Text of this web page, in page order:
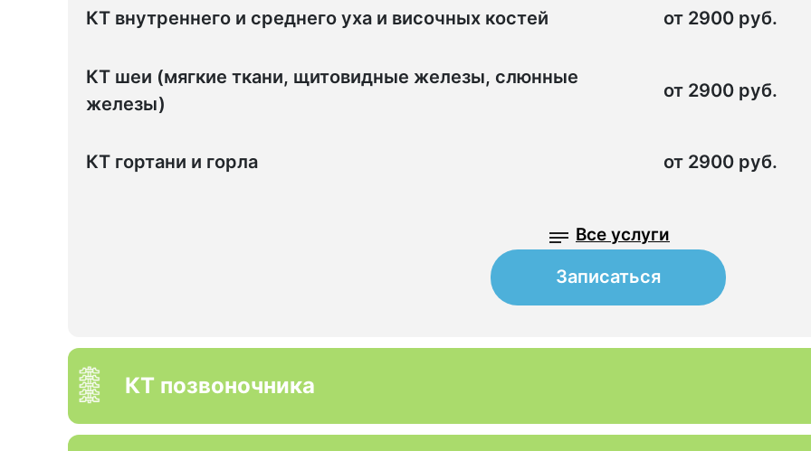
КТ внутреннего и среднего уха и височных костей от 2900 руб.
КТ шеи (мягкие ткани, щитовидные железы, слюнные
железы)
от 2900 руб.
КТ гортани и горла от 2900 руб.
Все услуги
Записаться
КТ позвоночника